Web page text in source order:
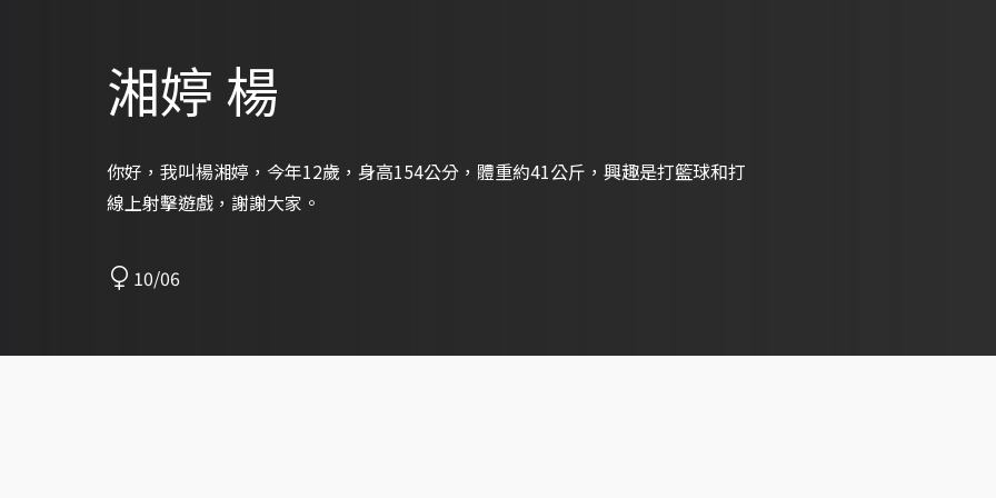
湘婷 楊
你好，我叫楊湘婷，今年12歲，身高154公分，體重約41公斤，興趣是打籃球和打
線上射擊遊戲，謝謝大家。
10/06